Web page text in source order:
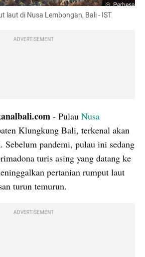
Perbesar
laut di Nusa Lembongan, Bali - IST
ADVERTISEMENT
- Pulau Nusa
Klungkung Bali, terkenal akan
Sebelum pandemi, pulau ini sedang
turis asing yang datang ke
pertanian rumput laut
turun temurun.
ADVERTISEMENT